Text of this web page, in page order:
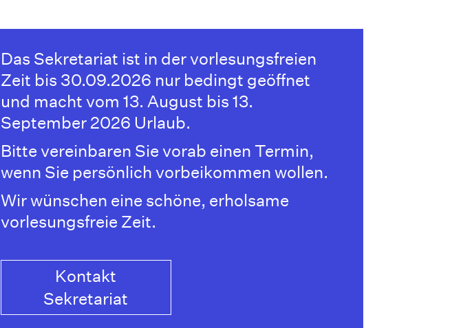
Das Sekretariat ist in der vorlesungsfreien
Zeit bis 30.09.2026 nur bedingt geöffnet
und macht vom 13. August bis 13.
September 2026 Urlaub.
Bitte vereinbaren Sie vorab einen Termin,
wenn Sie persönlich vorbeikommen wollen.
Wir wünschen eine schöne, erholsame
vorlesungsfreie Zeit.
Kontakt
Sekretariat